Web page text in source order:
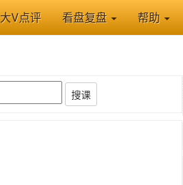
大V点评 看盘复盘 帮助
搜课